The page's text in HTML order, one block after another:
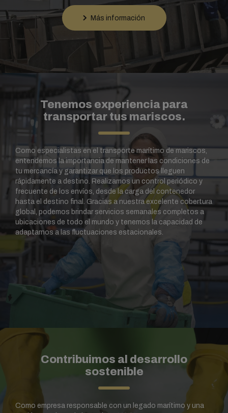
puedas estar seguro de que tu mercancía está en buenas
manos.
Más información
Tenemos experiencia para
transportar tus mariscos.
Como especialistas en el transporte marítimo de mariscos,
entendemos la importancia de mantener las condiciones de
tu mercancía y garantizar que los productos lleguen
rápidamente a destino. Realizamos un control periódico y
frecuente de los envíos, desde la carga del contenedor
hasta el destino final. Gracias a nuestra excelente cobertura
global, podemos brindar servicios semanales completos a
ubicaciones de todo el mundo y tenemos la capacidad de
adaptarnos a las fluctuaciones estacionales.
Contribuimos al desarrollo
sostenible
Como empresa responsable con un legado marítimo y una